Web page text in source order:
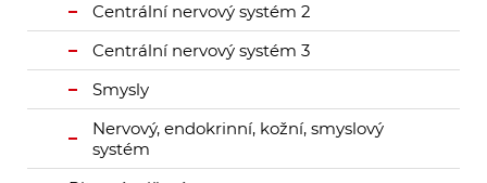
Centrální nervový systém 2
Centrální nervový systém 3
Smysly
Nervový, endokrinní, kožní, smyslový
systém